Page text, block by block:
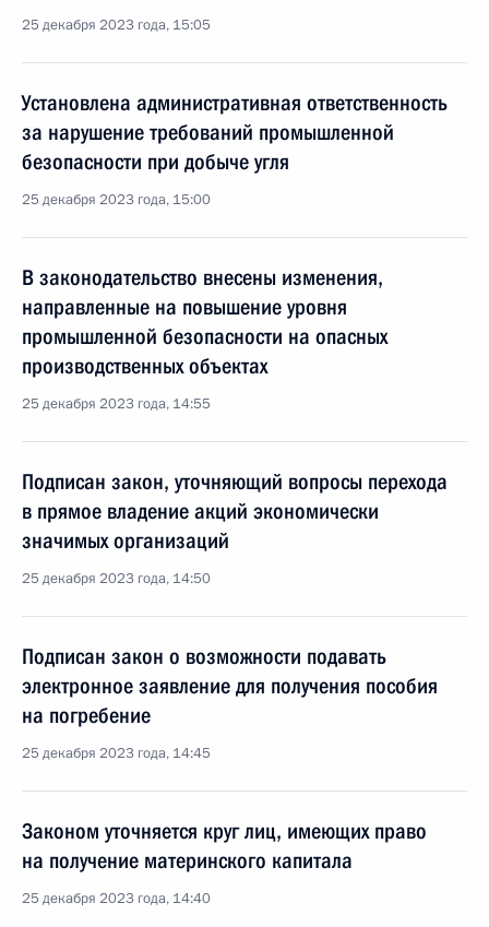
25 декабря 2023 года, 15:05
Установлена административная ответственность
за нарушение требований промышленной
безопасности при добыче угля
25 декабря 2023 года, 15:00
В законодательство внесены изменения,
направленные на повышение уровня
промышленной безопасности на опасных
производственных объектах
25 декабря 2023 года, 14:55
Подписан закон, уточняющий вопросы перехода
в прямое владение акций экономически
значимых организаций
25 декабря 2023 года, 14:50
Подписан закон о возможности подавать
электронное заявление для получения пособия
на погребение
25 декабря 2023 года, 14:45
Законом уточняется круг лиц, имеющих право
на получение материнского капитала
25 декабря 2023 года, 14:40